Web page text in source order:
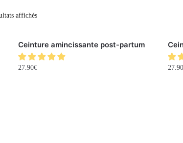
affichés
Ceinture amincissante post-partum
27.90€